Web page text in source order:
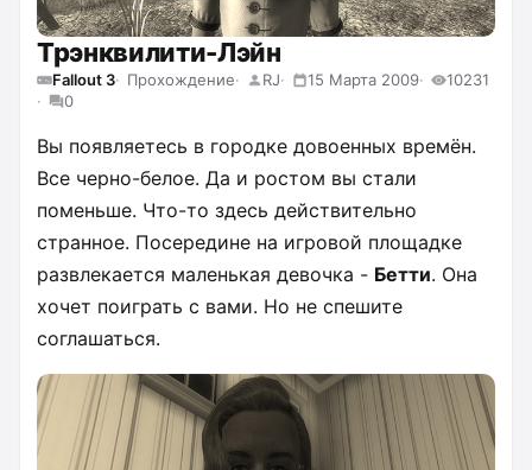
Трэнквилити-Лэйн
Fallout 3 Прохождение RJ 15 Марта 2009
10231
0
Вы появляетесь в городке довоенных времён.
Все черно-белое. Да и ростом вы стали
поменьше. Что-то здесь действительно
странное. Посередине на игровой площадке
развлекается маленькая девочка - Бетти. Она
хочет поиграть с вами. Но не спешите
соглашаться.